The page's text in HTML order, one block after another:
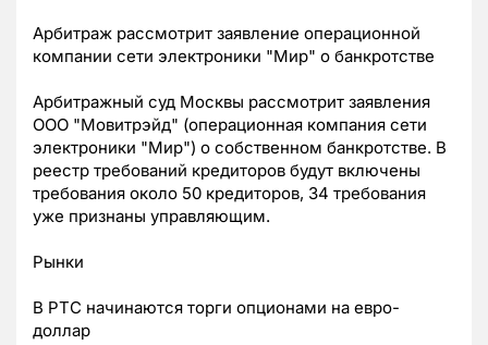
Арбитраж рассмотрит заявление операционной
компании сети электроники "Мир" о банкротстве
Арбитражный суд Москвы рассмотрит заявления
ООО "Мовитрэйд" (операционная компания сети
электроники "Мир") о собственном банкротстве. В
реестр требований кредиторов будут включены
требования около 50 кредиторов, 34 требования
уже признаны управляющим.
Рынки
В РТС начинаются торги опционами на евро-
доллар